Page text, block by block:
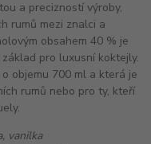
a precizností výroby,
rumů mezi znalci a
obsahem 40 % je
pro luxusní koktejly.
objemu 700 ml a která je
rumů nebo pro ty, kteří
vanilka